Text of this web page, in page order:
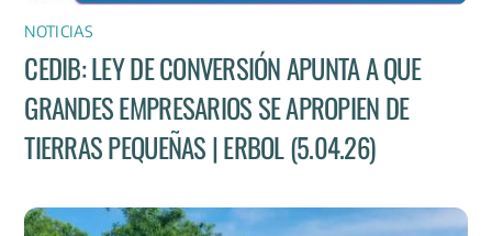
NOTICIAS
CEDIB: LEY DE CONVERSIÓN APUNTA A QUE
GRANDES EMPRESARIOS SE APROPIEN DE
TIERRAS PEQUEÑAS | ERBOL (5.04.26)